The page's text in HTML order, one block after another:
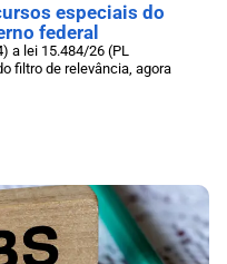
especiais do
federal
a lei 15.484/26 (PL
filtro de relevância, agora